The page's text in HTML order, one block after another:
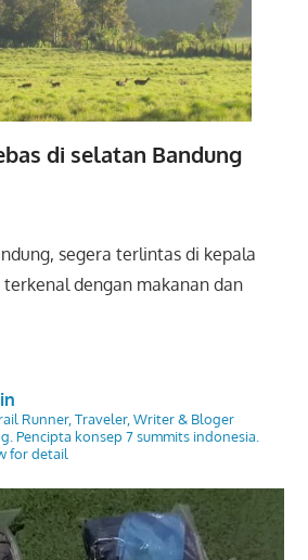
di selatan Bandung
segera terlintas di kepala
dengan makanan dan
Runner, Traveler, Writer & Bloger
Pencipta konsep 7 summits indonesia.
for detail